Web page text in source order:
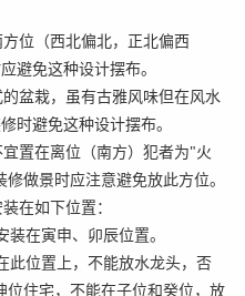
位（西北偏北，正北偏西
避免这种设计摆布。
盆栽，虽有古雅风味但在风水
时避免这种设计摆布。
置在离位（南方）犯者为"火
做景时应注意避免放此方位。
在如下位置：
装在寅申、卯辰位置。
此位置上，不能放水龙头，否
位住宅，不能在子位和癸位，放